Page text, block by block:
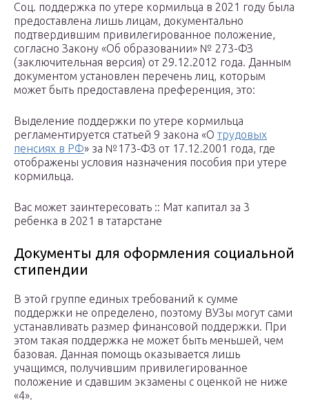
Соц. поддержка по утере кормильца в 2021 году была
предоставлена лишь лицам, документально
подтвердившим привилегированное положение,
согласно Закону «Об образовании» № 273-ФЗ
(заключительная версия) от 29.12.2012 года. Данным
документом установлен перечень лиц, которым
может быть предоставлена преференция, это:
Выделение поддержки по утере кормильца
регламентируется статьей 9 закона «О трудовых
пенсиях в РФ» за №173-ФЗ от 17.12.2001 года, где
отображены условия назначения пособия при утере
кормильца.
Вас может заинтересовать :: Мат капитал за 3
ребенка в 2021 в татарстане
Документы для оформления социальной
стипендии
В этой группе единых требований к сумме
поддержки не определено, поэтому ВУЗы могут сами
устанавливать размер финансовой поддержки. При
этом такая поддержка не может быть меньшей, чем
базовая. Данная помощь оказывается лишь
учащимся, получившим привилегированное
положение и сдавшим экзамены с оценкой не ниже
«4».